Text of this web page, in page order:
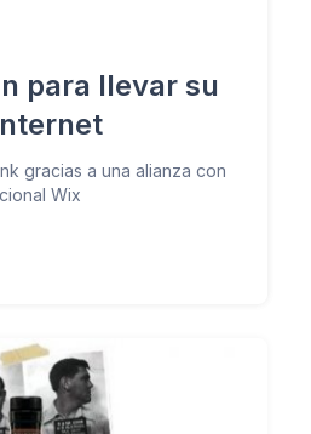
para llevar su
gracias a una alianza con
Wix